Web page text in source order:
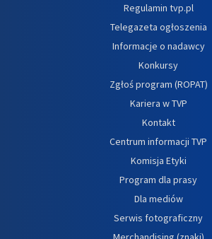
Regulamin tvp.pl
Telegazeta ogłoszenia
Informacje o nadawcy
Konkursy
Zgłoś program (ROPAT)
Kariera w TVP
Kontakt
Centrum informacji TVP
Komisja Etyki
Program dla prasy
Dla mediów
Serwis fotograficzny